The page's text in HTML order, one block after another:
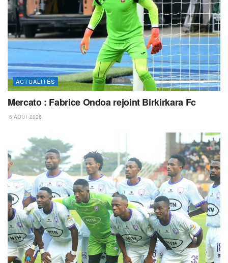
ACTUALITÉS
Mercato : Fabrice Ondoa rejoint Birkirkara Fc
6 AOÛT 2026